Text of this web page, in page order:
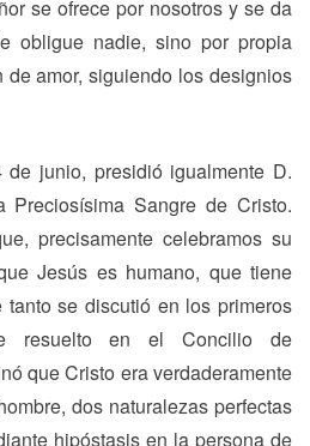
se ofrece por nosotros y se da
obligue nadie, sino por propia
amor, siguiendo los designios
junio, presidió igualmente D.
Sangre de Cristo.
precisamente celebramos su
Jesús es humano, que tiene
se discutió en los primeros
resuelto en el Concilio de
que Cristo era verdaderamente
dos naturalezas perfectas
hipóstasis en la persona de